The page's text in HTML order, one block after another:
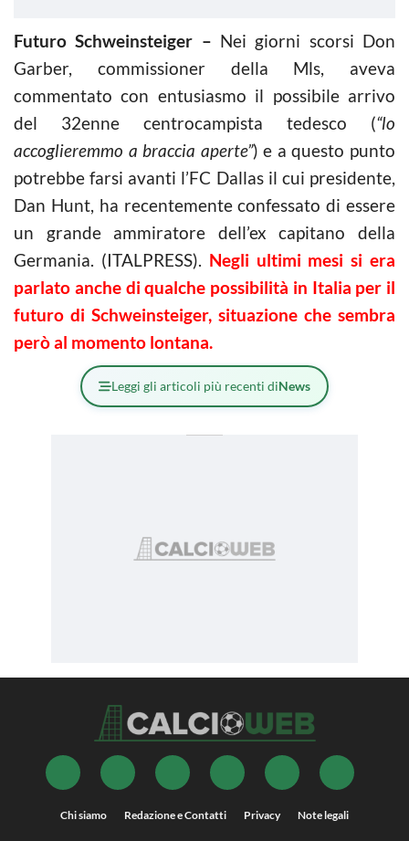
Futuro Schweinsteiger – Nei giorni scorsi Don
Garber, commissioner della Mls, aveva
commentato con entusiasmo il possibile arrivo
del 32enne centrocampista tedesco (“lo
accoglieremmo a braccia aperte”) e a questo punto
potrebbe farsi avanti l’FC Dallas il cui presidente,
Dan Hunt, ha recentemente confessato di essere
un grande ammiratore dell’ex capitano della
Germania. (ITALPRESS). Negli ultimi mesi si era
parlato anche di qualche possibilità in Italia per il
futuro di Schweinsteiger, situazione che sembra
però al momento lontana.
Leggi gli articoli più recenti diNews
Chi siamo Redazione e Contatti Privacy Note legali